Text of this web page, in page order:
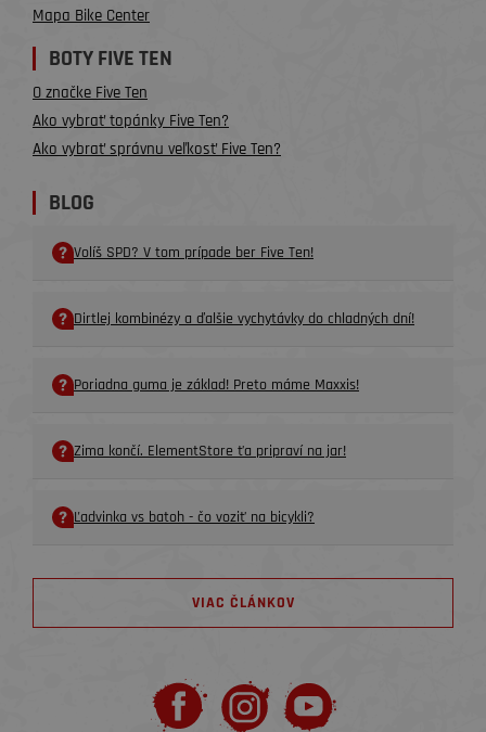
Mapa Bike Center
BOTY FIVE TEN
O značke Five Ten
Ako vybrať topánky Five Ten?
Ako vybrať správnu veľkosť Five Ten?
BLOG
Volíš SPD? V tom prípade ber Five Ten!
Dirtlej kombinézy a ďalšie vychytávky do chladných dní!
Poriadna guma je základ! Preto máme Maxxis!
Zima končí. ElementStore ťa pripraví na jar!
Ľadvinka vs batoh - čo voziť na bicykli?
VIAC ČLÁNKOV